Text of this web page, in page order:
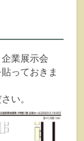
業展示会
っておきま
い。